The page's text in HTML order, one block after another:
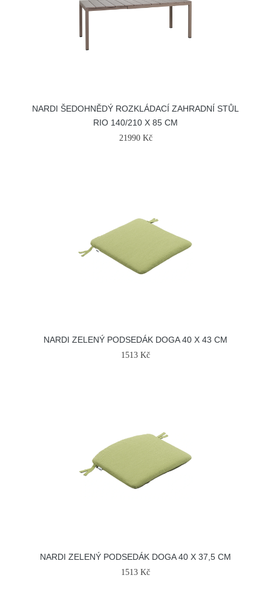
NARDI ŠEDOHNĚDÝ ROZKLÁDACÍ ZAHRADNÍ STŮL
RIO 140/210 X 85 CM
21990 Kč
NARDI ZELENÝ PODSEDÁK DOGA 40 X 43 CM
1513 Kč
NARDI ZELENÝ PODSEDÁK DOGA 40 X 37,5 CM
1513 Kč